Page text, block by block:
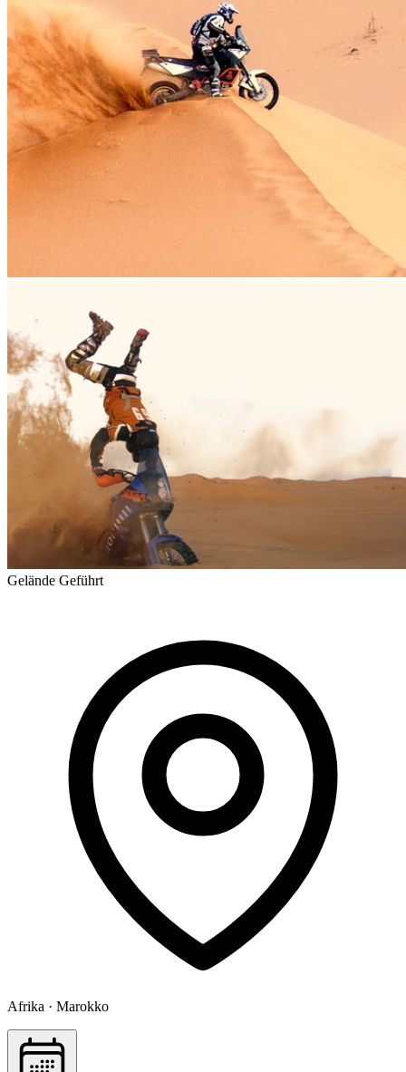
Gelände Geführt
Afrika · Marokko